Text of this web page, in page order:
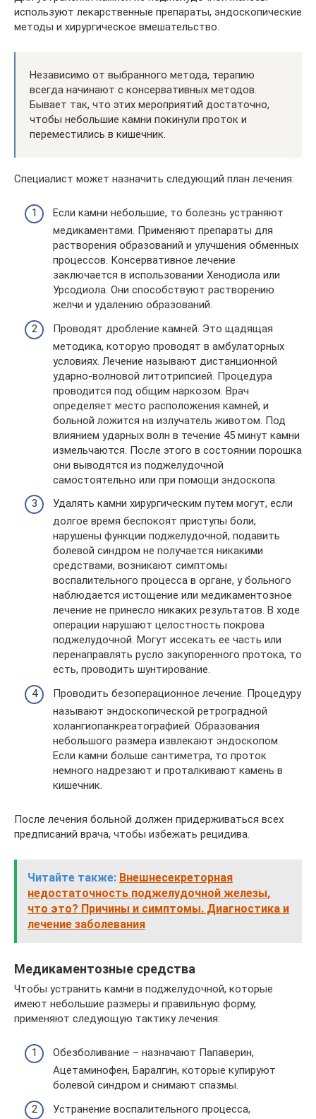
используют лекарственные препараты, эндоскопические
методы и хирургическое вмешательство.
Независимо от выбранного метода, терапию
всегда начинают с консервативных методов.
Бывает так, что этих мероприятий достаточно,
чтобы небольшие камни покинули проток и
переместились в кишечник.
Специалист может назначить следующий план лечения:
Если камни небольшие, то болезнь устраняют
медикаментами. Применяют препараты для
растворения образований и улучшения обменных
процессов. Консервативное лечение
заключается в использовании Хенодиола или
Урсодиола. Они способствуют растворению
желчи и удалению образований.
Проводят дробление камней. Это щадящая
методика, которую проводят в амбулаторных
условиях. Лечение называют дистанционной
ударно-волновой литотрипсией. Процедура
проводится под общим наркозом. Врач
определяет место расположения камней, и
больной ложится на излучатель животом. Под
влиянием ударных волн в течение 45 минут камни
измельчаются. После этого в состоянии порошка
они выводятся из поджелудочной
самостоятельно или при помощи эндоскопа.
Удалять камни хирургическим путем могут, если
долгое время беспокоят приступы боли,
нарушены функции поджелудочной, подавить
болевой синдром не получается никакими
средствами, возникают симптомы
воспалительного процесса в органе, у больного
наблюдается истощение или медикаментозное
лечение не принесло никаких результатов. В ходе
операции нарушают целостность покрова
поджелудочной. Могут иссекать ее часть или
перенаправлять русло закупоренного протока, то
есть, проводить шунтирование.
Проводить безоперационное лечение. Процедуру
называют эндоскопической ретроградной
холангиопанкреатографией. Образования
небольшого размера извлекают эндоскопом.
Если камни больше сантиметра, то проток
немного надрезают и проталкивают камень в
кишечник.
После лечения больной должен придерживаться всех
предписаний врача, чтобы избежать рецидива.
Читайте также: Внешнесекреторная
недостаточность поджелудочной железы,
что это? Причины и симптомы. Диагностика и
лечение заболевания
Медикаментозные средства
Чтобы устранить камни в поджелудочной, которые
имеют небольшие размеры и правильную форму,
применяют следующую тактику лечения:
Обезболивание – назначают Папаверин,
Ацетаминофен, Баралгин, которые купируют
болевой синдром и снимают спазмы.
Устранение воспалительного процесса,